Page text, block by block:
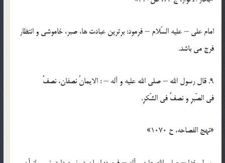
امام علي – عليه السّلام – فرمود: برترين عبادت ها، صبر، خاموشي و انتظار
فرج مي باشد.
9. قال رسول الله – صلي الله عليه و آله – : الايمانُ نصفان، نصفٌ
في الصّبرِ و نصفٌ في الشّكرِ.
«نهج الفصاحه، ح 1070»